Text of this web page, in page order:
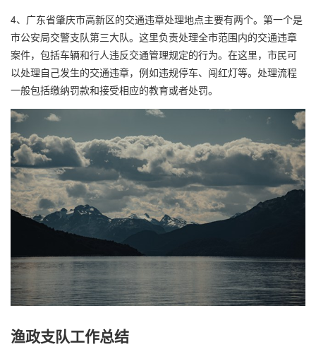
4、广东省肇庆市高新区的交通违章处理地点主要有两个。第一个是
市公安局交警支队第三大队。这里负责处理全市范围内的交通违章
案件，包括车辆和行人违反交通管理规定的行为。在这里，市民可
以处理自己发生的交通违章，例如违规停车、闯红灯等。处理流程
一般包括缴纳罚款和接受相应的教育或者处罚。
渔政支队工作总结